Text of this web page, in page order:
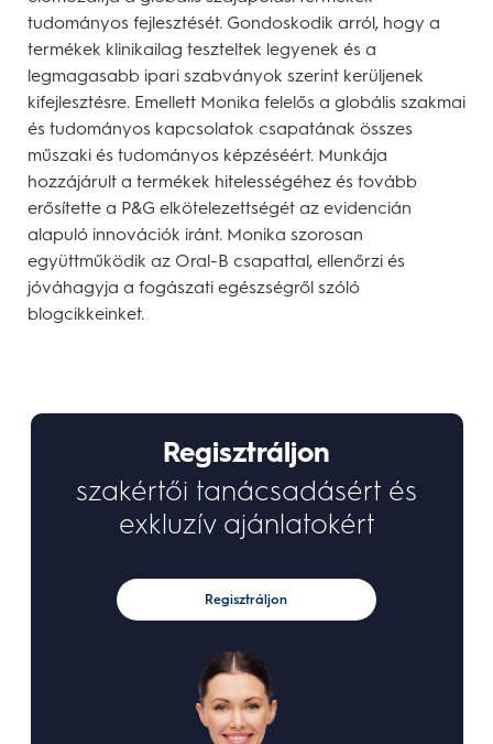
tudományos fejlesztését. Gondoskodik arról, hogy a
termékek klinikailag teszteltek legyenek és a
legmagasabb ipari szabványok szerint kerüljenek
kifejlesztésre. Emellett Monika felelős a globális szakmai
és tudományos kapcsolatok csapatának összes
műszaki és tudományos képzéséért. Munkája
hozzájárult a termékek hitelességéhez és tovább
erősítette a P&G elkötelezettségét az evidencián
alapuló innovációk iránt. Monika szorosan
együttműködik az Oral-B csapattal, ellenőrzi és
jóváhagyja a fogászati egészségről szóló
blogcikkeinket.
Regisztráljon
szakértői tanácsadásért és
exkluzív ajánlatokért
Regisztráljon